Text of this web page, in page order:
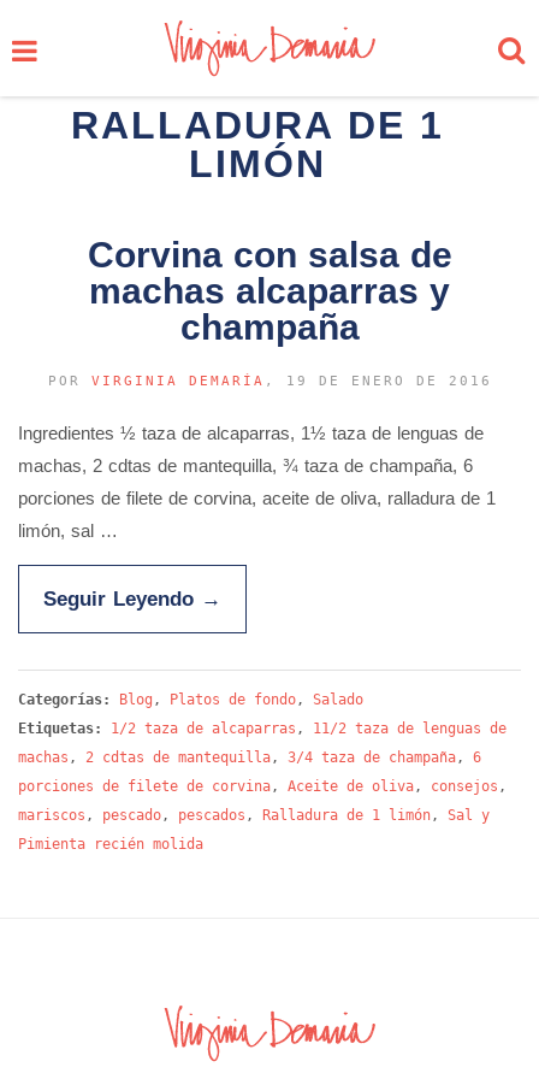
RALLADURA DE 1
LIMÓN
Corvina con salsa de
machas alcaparras y
champaña
POR VIRGINIA DEMARÍA , 19 DE ENERO DE 2016
Ingredientes ½ taza de alcaparras, 1½ taza de lenguas de
machas, 2 cdtas de mantequilla, ¾ taza de champaña, 6
porciones de filete de corvina, aceite de oliva, ralladura de 1
limón, sal …
Seguir Leyendo →
Categorías: Blog , Platos de fondo, Salado
Etiquetas:
1/2 taza de alcaparras , 11/2 taza de lenguas de
machas , 2 cdtas de mantequilla, 3/4 taza de champaña, 6
porciones de filete de corvina, Aceite de oliva, consejos ,
mariscos , pescado, pescados , Ralladura de 1 limón, Sal y
Pimienta recién molida